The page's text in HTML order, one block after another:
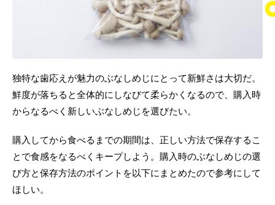
独特な歯応えが魅力のぶなしめじにとって新鮮さは大切だ。
鮮度が落ちると全体的にしなびて柔らかくなるので、購入時
からなるべく新しいぶなしめじを選びたい。
購入してから食べるまでの期間は、正しい方法で保存するこ
とで食感をなるべくキープしよう。購入時のぶなしめじの選
び方と保存方法のポイントを以下にまとめたので参考にして
ほしい。